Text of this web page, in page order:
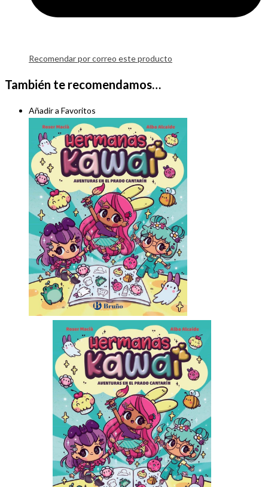
Recomendar por correo este producto
También te recomendamos…
Añadir a Favoritos